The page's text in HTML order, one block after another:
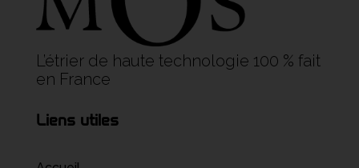
L’étrier de haute technologie 100 % fait
en France
Liens utiles